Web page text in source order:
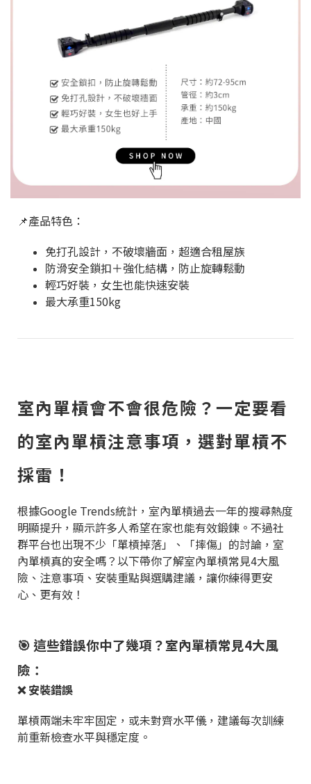
📌產品特色：
免打孔設計，不破壞牆面，超適合租屋族
防滑安全鎖扣＋強化結構，防止旋轉鬆動
輕巧好裝，女生也能快速安裝
最大承重150kg
室內單槓會不會很危險？一定要看
的室內單槓注意事項，選對單槓不
採雷！
根據Google Trends統計，室內單槓過去一年的搜尋熱度
明顯提升，顯示許多人希望在家也能有效鍛鍊。不過社
群平台也出現不少「單槓掉落」、「摔傷」的討論，室
內單槓真的安全嗎？以下帶你了解室內單槓常見4大風
險、注意事項、安裝重點與選購建議，讓你練得更安
心、更有效！
🎯 這些錯誤你中了幾項？室內單槓常見4大風
險：
❌ 安裝錯誤
單槓兩端未牢牢固定，或未對齊水平儀，建議每次訓練
前重新檢查水平與穩定度。